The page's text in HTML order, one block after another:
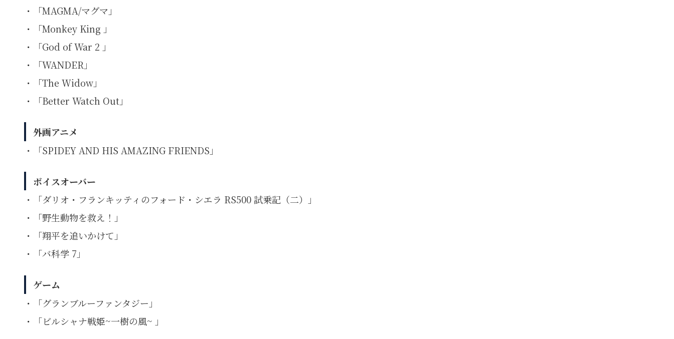
・「MAGMA/マグマ」
・「Monkey King 」
・「God of War 2 」
・「WANDER」
・「The Widow」
・「Better Watch Out」
外画アニメ
・「SPIDEY AND HIS AMAZING FRIENDS」
ボイスオーバー
・「ダリオ・フランキッティのフォード・シエラ RS500 試乗記（二）」
・「野生動物を救え！」
・「翔平を追いかけて」
・「バ科学 7」
ゲーム
・「グランブルーファンタジー」
・「ビルシャナ戦姫~一樹の風~ 」